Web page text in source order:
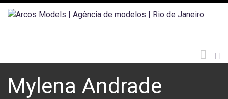
Mylena Andrade